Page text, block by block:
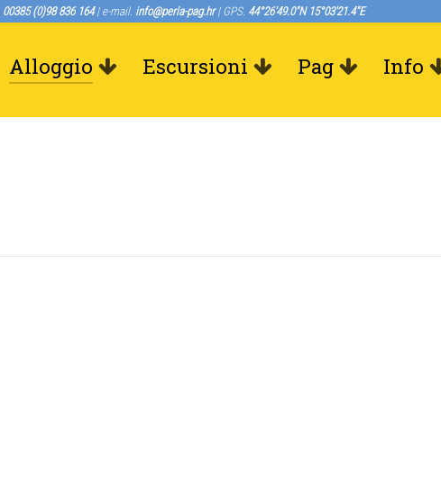
00385 (0)98 836 164| e-mail. info@perla-pag.hr| GPS. 44°26'49.0"N 15°03'21.4"E
Alloggio Escursioni Pag Info